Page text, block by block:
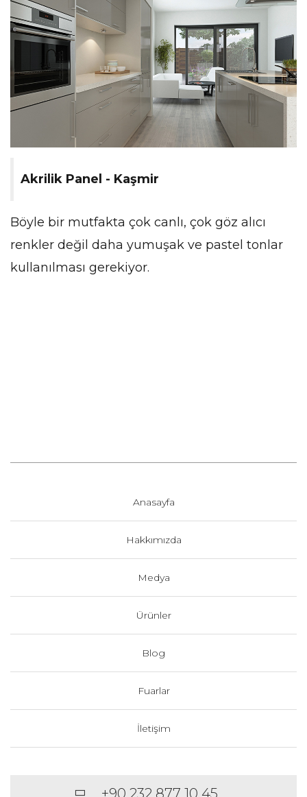
Akrilik Panel - Kaşmir
Böyle bir mutfakta çok canlı, çok göz alıcı
renkler değil daha yumuşak ve pastel tonlar
kullanılması gerekiyor.
Anasayfa
Hakkımızda
Medya
Ürünler
Blog
Fuarlar
İletişim
+90 232 877 10 45